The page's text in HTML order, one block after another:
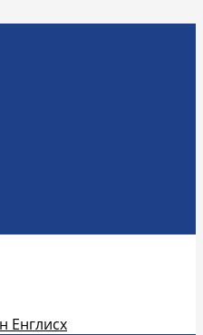
Енглисх